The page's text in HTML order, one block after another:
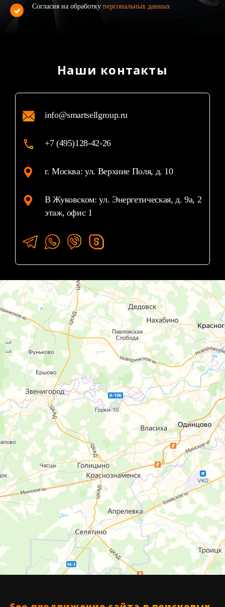
Согласия на обработку персональных данных
Наши контакты
info@smartsellgroup.ru
+7 (495)128-42-26
г. Москва: ул. Верхние Поля, д. 10
В Жуковском: ул. Энергетическая, д. 9а, 2
этаж, офис 1